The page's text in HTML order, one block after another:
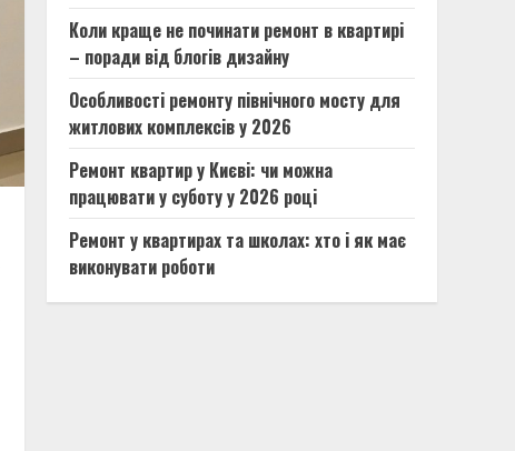
Коли краще не починати ремонт в квартирі
– поради від блогів дизайну
Особливості ремонту північного мосту для
житлових комплексів у 2026
Ремонт квартир у Києві: чи можна
працювати у суботу у 2026 році
Ремонт у квартирах та школах: хто і як має
виконувати роботи